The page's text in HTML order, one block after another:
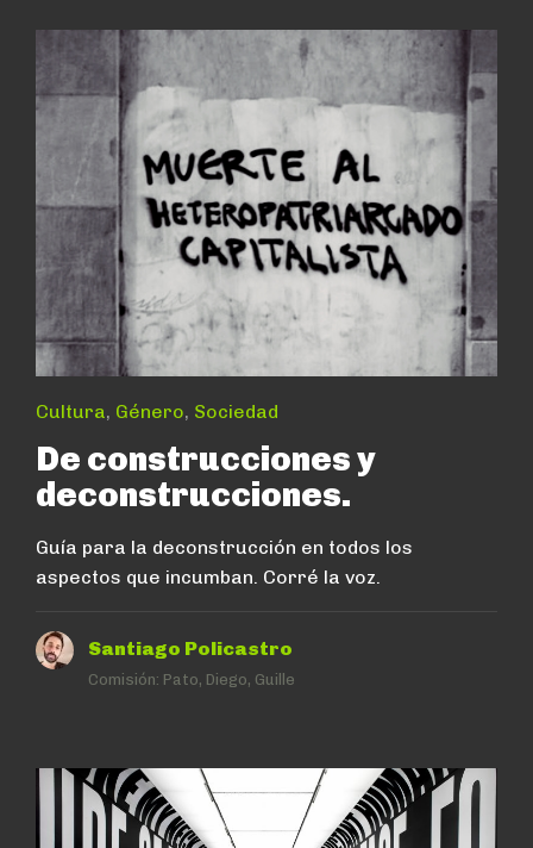
Cultura, Género, Sociedad
De construcciones y
deconstrucciones.
Guía para la deconstrucción en todos los
aspectos que incumban. Corré la voz.
Santiago Policastro
Comisión: Pato, Diego, Guille